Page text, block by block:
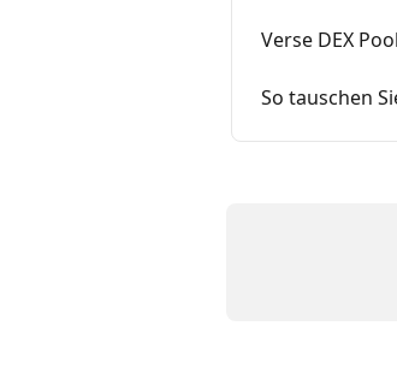
Verse DEX
So tauschen